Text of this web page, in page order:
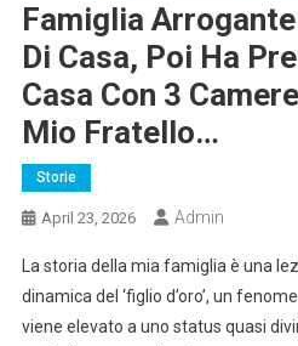
Famiglia
Di Casa, Poi Ha
Casa Con 3
Mio Fratello…
Storie
April 23, 2026 Admin
La storia della mia famiglia è una
dinamica del ‘figlio d’oro’, un
viene elevato a uno status quasi